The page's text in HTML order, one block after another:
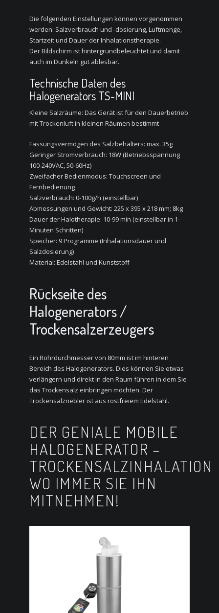
Die folgenden Einstellungen können vorgenommen
werden: Salzverbrauch und -dosierung, Luftmenge,
Startzeit und Dauer der Inhalationstherapie.
Der Bildschirm ist hintergrundbeleuchtet und damit
auch im Dunkeln gut ablesbar.
Technische Daten des
Halogenerators TS-MINI
Kleine Salzräume: Das Gerät ist für den Dauerbetrieb
mit Trockenluft in kleinen Räumen bestimmt
Fassungsvermögen des Salzbehälters: max. 35g
Geringer Stromverbrauch: 18W (Betriebsspannung
100-240VAC, 50-60Hz)
Zweifacher Bedienmodus: Touchscreen und
Fernbedienung
Salzverbrauch: 0-100g/h (einstellbar)
Abmessungen und Gewicht: 225 x 395 x 218 mm; 8kg
Dauer der Halotherapie: 10-99 min (einstellbar in 1-
Minuten Schritten)
Speicher: 9 Programme (Inhalationsdauer und
Salzdosierung)
Material: Edelstahl und Kunststoff
Rückseite des
Halogenerators /
Trockensalzerzeugers
Ein Rohrdurchmesser von 80mm ist im hinteren
Bereich des Halogenerators. Dies können Sie etwas
verlängern und direkt in den Raum führen in dem Sie
das Trockensalz einbringen möchten. Der
Trockensalznebler ist aus rostfreiem Edelstahl.
DER GENIALE MOBILE
HALOGENERATOR –
TROCKENSALZINHALATION
WO IMMER SIE IHN
MITNEHMEN!